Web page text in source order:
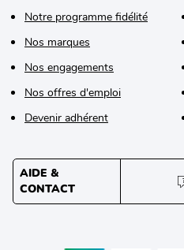
Notre programme fidélité
Nos marques
Nos engagements
Nos offres d'emploi
Devenir adhérent
AIDE &
CONTACT